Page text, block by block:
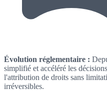
Évolution réglementaire :
simplifié et accéléré les
l'attribution de droits sans
irréversibles.